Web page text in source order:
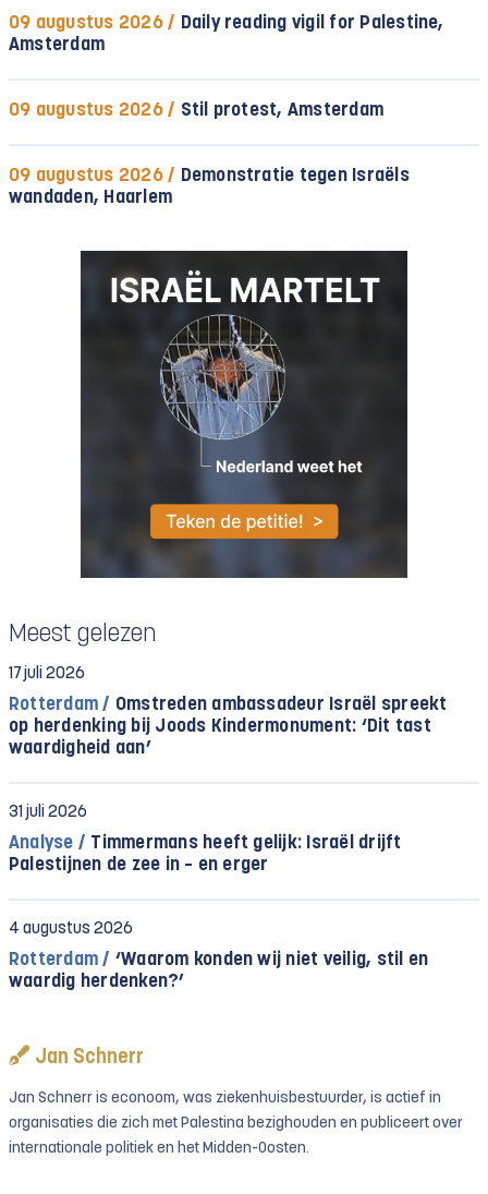
09 augustus 2026 / Daily reading vigil for Palestine,
Amsterdam
09 augustus 2026 / Stil protest, Amsterdam
09 augustus 2026 / Demonstratie tegen Israëls
wandaden, Haarlem
Meest gelezen
17 juli 2026
Rotterdam / Omstreden ambassadeur Israël spreekt
op herdenking bij Joods Kindermonument: ‘Dit tast
waardigheid aan’
31 juli 2026
Analyse / Timmermans heeft gelijk: Israël drijft
Palestijnen de zee in – en erger
4 augustus 2026
Rotterdam / ‘Waarom konden wij niet veilig, stil en
waardig herdenken?’
Jan Schnerr
Jan Schnerr is econoom, was ziekenhuisbestuurder, is actief in
organisaties die zich met Palestina bezighouden en publiceert over
internationale politiek en het Midden-Oosten.